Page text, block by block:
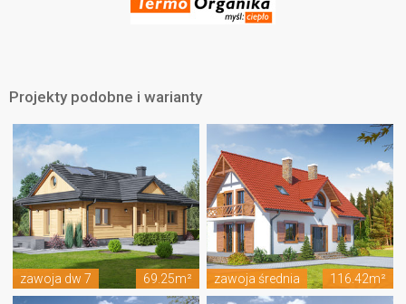
Projekty podobne i warianty
zawoja dw 7 69.25m² zawoja średnia 116.42m²